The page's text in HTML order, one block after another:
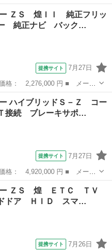
シー ■ グレード名： ＺＳ
側パワスラ ＢＴ接続 リヤカ
ー ＺＳ 煌ＩＩ 純正フリッ
ー 純正ナビ バック…
提携サイト 7月27日
シー ■ グレード名： ＺＳ
純正ナビ バックカメラ 両
ー ハイブリッドＳ－Ｚ コー
接続 ブレーキサポ…
提携サイト 7月27日
ー ■ グレード名： ハイブ
続 ブレーキサポート 車線
ー ＺＳ 煌 ＥＴＣ ＴＶ
ドドア ＨＩＤ スマ…
提携サイト 7月26日